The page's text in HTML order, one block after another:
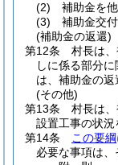
(2)
補助金を
(3)
補助金交
(補助金の返還)
第12条
村長は
しに係る部分
は、補助金の返
(その他)
第13条
村長は
設置工事の状況
第14条
この要綱
必要な事項は、